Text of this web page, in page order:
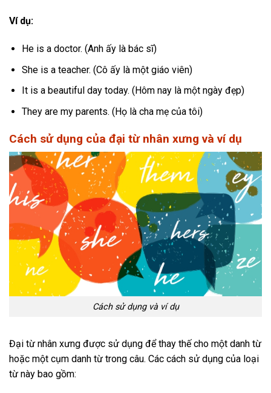
Ví dụ:
He is a doctor. (Anh ấy là bác sĩ)
She is a teacher. (Cô ấy là một giáo viên)
It is a beautiful day today. (Hôm nay là một ngày đẹp)
They are my parents. (Họ là cha mẹ của tôi)
Cách sử dụng của đại từ nhân xưng và ví dụ
Cách sử dụng và ví dụ
Đại từ nhân xưng được sử dụng để thay thế cho một danh từ
hoặc một cụm danh từ trong câu. Các cách sử dụng của loại
từ này bao gồm: